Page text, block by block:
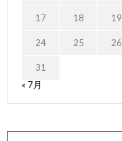
17 18 19
24 25 26
31
« 7月